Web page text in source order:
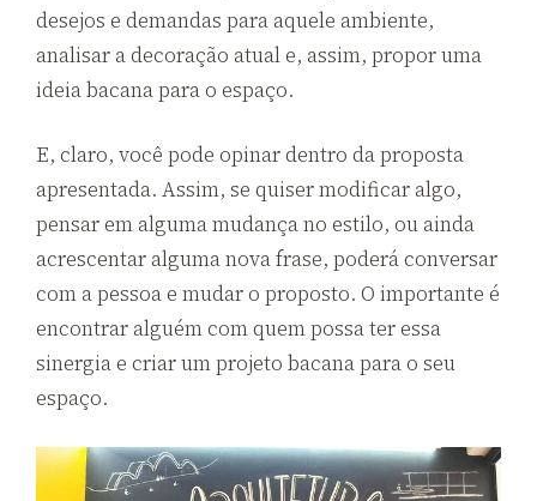
desejos e demandas para aquele ambiente,
analisar a decoração atual e, assim, propor uma
ideia bacana para o espaço.
E, claro, você pode opinar dentro da proposta
apresentada. Assim, se quiser modificar algo,
pensar em alguma mudança no estilo, ou ainda
acrescentar alguma nova frase, poderá conversar
com a pessoa e mudar o proposto. O importante é
encontrar alguém com quem possa ter essa
sinergia e criar um projeto bacana para o seu
espaço.